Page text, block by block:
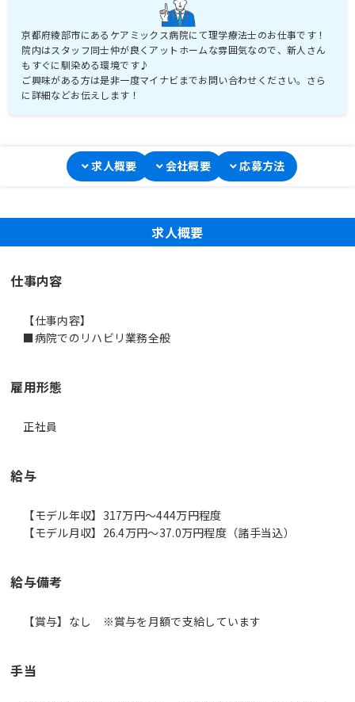
京都府綾部市にあるケアミックス病院にて理学療法士のお仕事です！
院内はスタッフ同士仲が良くアットホームな雰囲気なので、新人さん
もすぐに馴染める環境です♪
ご興味がある方は是非一度マイナビまでお問い合わせください。さら
に詳細などお伝えします！
求人概要 会社概要 応募方法
求人概要
仕事内容
【仕事内容】
雇用形態
正社員
給与
【モデル年収】317万円〜444万円程度
【モデル月収】26.4万円〜37.0万円程度（諸手当込）
給与備考
【賞与】なし ※賞与を月額で支給しています
手当